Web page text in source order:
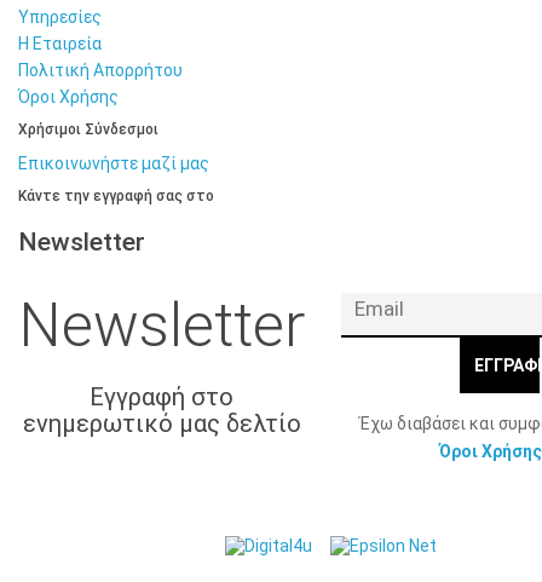
Υπηρεσίες
Η Εταιρεία
Πολιτική Απορρήτου
Όροι Χρήσης
Χρήσιμοι Σύνδεσμοι
Επικοινωνήστε μαζί μας
Κάντε την εγγραφή σας στο
Newsletter
Newsletter
Εγγραφή στο
ενημερωτικό μας δελτίο
Έχω διαβάσει και
Όροι Χρήσης